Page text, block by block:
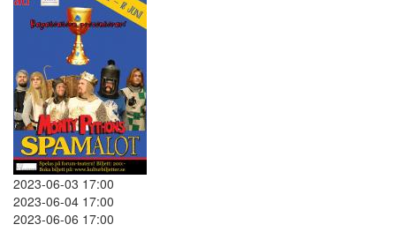
2023-06-03 17:00
2023-06-04 17:00
2023-06-06 17:00